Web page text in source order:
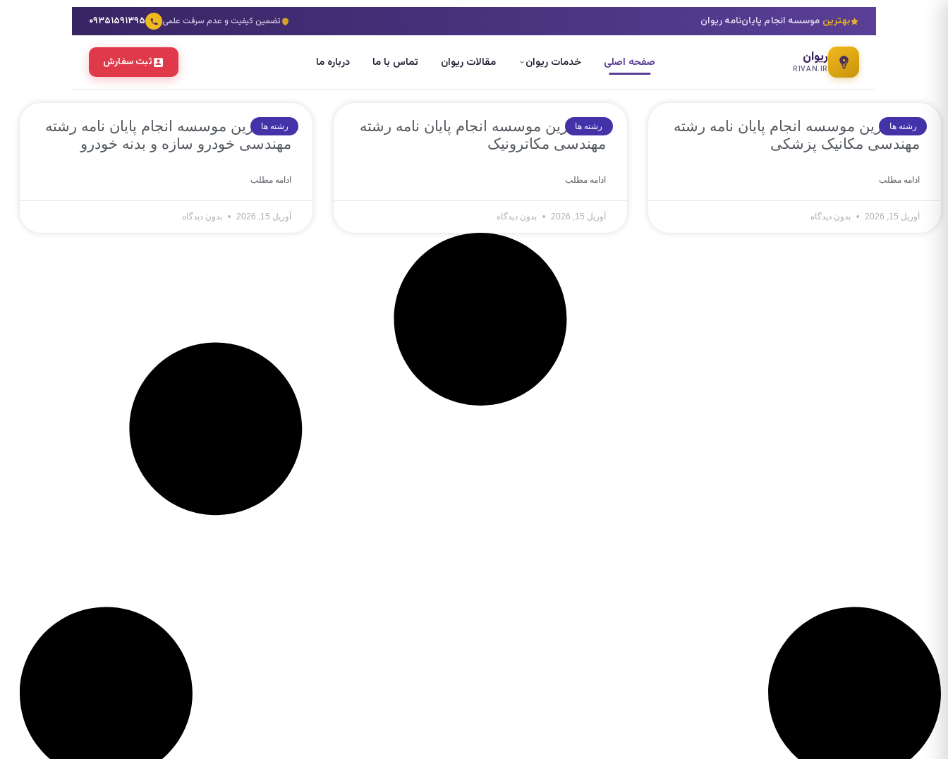
بهترین موسسه انجام پایان‌نامه ریوان تضمین کیفیت و عدم سرقت علمی ۰۹۳۵۱۵۹۱۳۹۵
ریوان
RIVAN.IR صفحه اصلی خدمات ریوان مقالات ریوان تماس با ما درباره ما ثبت سفارش
رشته ها10 بهترین موسسه انجام پایان نامه رشته
مهندسی مکانیک پزشکی
ادامه مطلب
آوریل 15, 2026 بدون دیدگاه
رشته ها10 بهترین موسسه انجام پایان نامه رشته
مهندسی مکاترونیک
ادامه مطلب
آوریل 15, 2026 بدون دیدگاه
رشته ها10 بهترین موسسه انجام پایان نامه رشته
مهندسی خودرو سازه و بدنه خودرو
ادامه مطلب
آوریل 15, 2026 بدون دیدگاه